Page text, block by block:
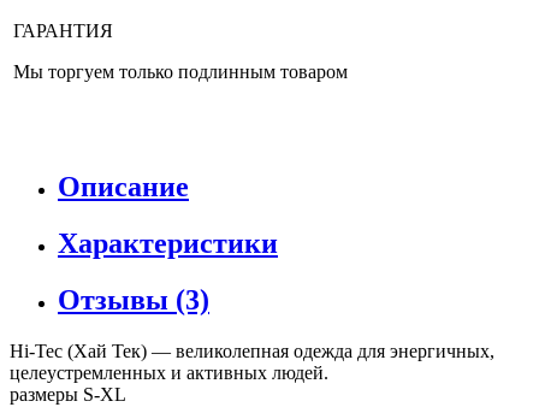
ГАРАНТИЯ
Мы торгуем только подлинным товаром
Описание
Характеристики
Отзывы (3)
Hi-Tec (Хай Тек) — великолепная одежда для энергичных,
целеустремленных и активных людей.
размеры S-XL